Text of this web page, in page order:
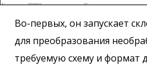
Во-первых, он запускает
для преобразования
требуемую схему и формат